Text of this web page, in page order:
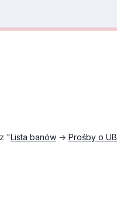
"Lista banów → Prośby o UB